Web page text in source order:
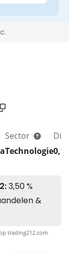
Sector
Technologie
trading212.com